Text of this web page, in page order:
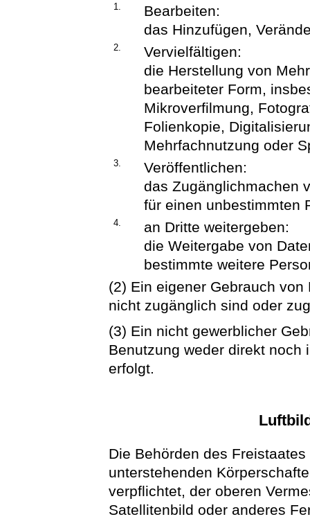
1.
Bearbeiten:
das Hinzufügen,
2.
Vervielfältigen:
die Herstellung von
bearbeiteter Form,
Mikroverfilmung,
Folienkopie,
Mehrfachnutzung oder
3.
Veröffentlichen:
das Zugänglichmachen
für einen unbestimmten
4.
an Dritte weitergeben:
die Weitergabe von
bestimmte weitere
(2) Ein eigener Gebrauch
nicht zugänglich sind oder
(3) Ein nicht gewerblicher
Benutzung weder direkt noch
erfolgt.
Die Behörden des
unterstehenden
verpflichtet, der oberen
Satellitenbild oder anderes